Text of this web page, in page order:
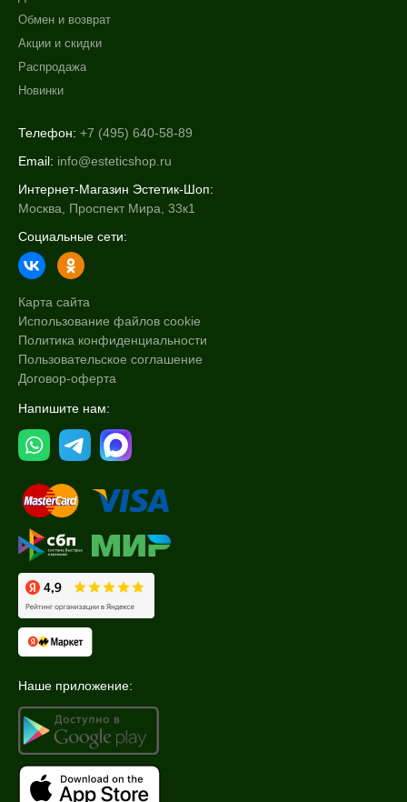
Воспаление
Показать еще
После чистки
Результат
Лифтинг
Обновление клеток
Область применения
Веки
Декольте
Кожа головы
Показать еще
2 шт
15 мл
Показать еще
Ингредиенты
EGF
Аллантоин
Показать еще
Время применения
Вечер
Обмен и возврат
Акции и скидки
Распродажа
Новинки
Телефон: +7 (495) 640-58-89
Email: info@esteticshop.ru
Интернет-Магазин Эстетик-Шоп:
Москва, Проспект Мира, 33к1
Социальные сети:
Карта сайта
Использование файлов cookie
Политика конфиденциальности
Пользовательское соглашение
Договор-оферта
Напишите нам:
Наше приложение: